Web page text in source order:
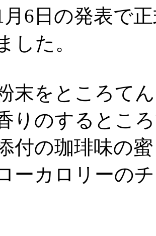
月6日の発表で
した。
末をところて
りのするとこ
付の珈琲味の
ーカロリーの